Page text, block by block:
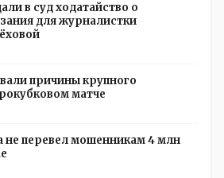
в суд ходатайство о
для журналистки
причины крупного
матче
не перевел мошенникам 4 млн